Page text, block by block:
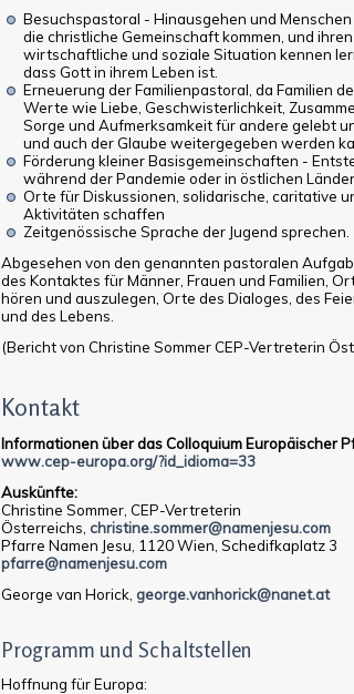
Besuchspastoral - Hinausgehen und
die christliche Gemeinschaft kommen, und
wirtschaftliche und soziale Situation kennen
dass Gott in ihrem Leben ist.
Erneuerung der Familienpastoral, da Familien
Werte wie Liebe, Geschwisterlichkeit,
Sorge und Aufmerksamkeit für andere gelebt
und auch der Glaube weitergegeben werden
Förderung kleiner Basisgemeinschaften -
während der Pandemie oder in östlichen
Orte für Diskussionen, solidarische, caritative
Aktivitäten schaffen
Zeitgenössische Sprache der Jugend sprechen.
Abgesehen von den genannten pastoralen
des Kontaktes für Männer, Frauen und Familien,
hören und auszulegen, Orte des Dialoges, des
und des Lebens.
(Bericht von Christine Sommer CEP-Vertreterin
Kontakt
Informationen über das Colloquium Europäischer
www.cep-europa.org/?id_idioma=33
Auskünfte:
Christine Sommer, CEP-Vertreterin
Österreichs, christine.sommer@namenjesu.com
Pfarre Namen Jesu, 1120 Wien, Schedifkaplatz 3
pfarre@namenjesu.com
George van Horick, george.vanhorick@nanet.at
Programm und Schaltstellen
Hoffnung für Europa: